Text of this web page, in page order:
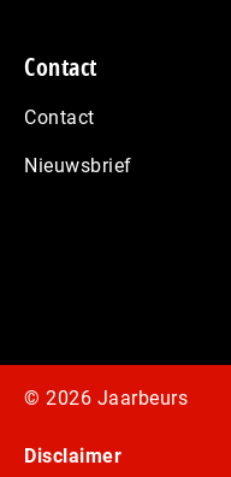
Contact
Contact
Nieuwsbrief
© 2026 Jaarbeurs
Disclaimer